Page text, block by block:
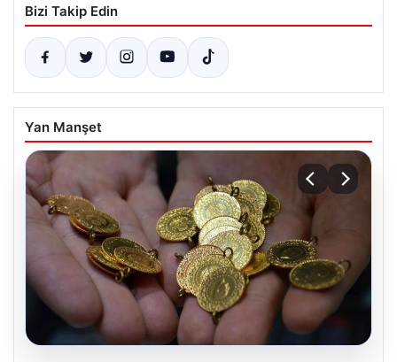
Bizi Takip Edin
Yan Manşet